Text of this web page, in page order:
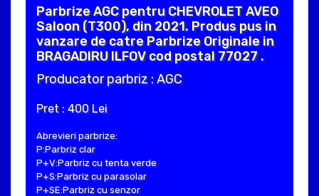
Parbrize AGC pentru CHEVROLET AVEO
Saloon (T300), din 2021. Produs pus in
vanzare de catre Parbrize Originale in
BRAGADIRU ILFOV cod postal 77027 .
Producator parbriz : AGC
Pret : 400 Lei
Abrevieri parbrize:
P:Parbriz clar
P+V:Parbriz cu tenta verde
P+S:Parbriz cu parasolar
P+SE:Parbriz cu senzor